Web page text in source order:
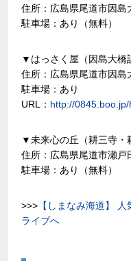
住所：広島県尾道市因島
駐車場：あり（無料）
▼はっさく屋（因島大橋
住所：広島県尾道市因島
駐車場：あり
URL： http://
▼未来心の丘（耕三寺・
住所：広島県尾道市瀬戸
駐車場：あり（無料）
>>> 【しまなみ海道】
ライブへ